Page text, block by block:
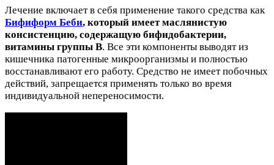
Лечение включает в себя применение такого средства как
Бифиформ Беби, который имеет маслянистую
консистенцию, содержащую бифидобактерии,
витамины группы В. Все эти компоненты выводят из
кишечника патогенные микроорганизмы и полностью
восстанавливают его работу. Средство не имеет побочных
действий, запрещается применять только во время
индивидуальной непереносимости.